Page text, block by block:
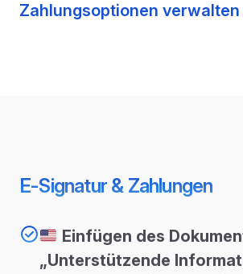
Zahlungsoptionen verwalten
E-Signatur & Zahlungen
Einfügen des
„Unterstützende